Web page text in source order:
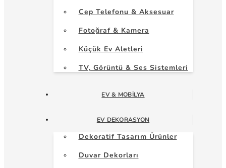
Cep Telefonu & Aksesuar
Fotoğraf & Kamera
Küçük Ev Aletleri
TV, Görüntü & Ses Sistemleri
EV & MOBILYA
EV DEKORASYON
Dekoratif Tasarım Ürünler
Duvar Dekorları